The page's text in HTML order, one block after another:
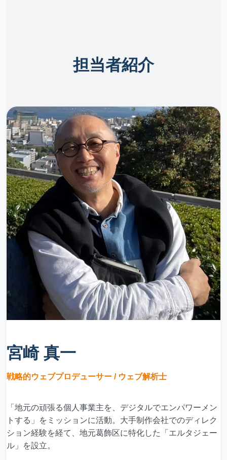
担当者紹介
宮崎 真一
戦略的ウェブプロデューサー / ウェブ解析士
「地元の頑張る個人事業主を、デジタルでエンパワーメン
トする」をミッションに活動。大手制作会社でのディレク
ション経験を経て、地元葛飾区に特化した「エルタジェー
ル」を設立。